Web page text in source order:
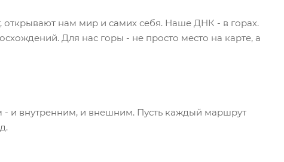
открывают нам мир и самих себя. Наше ДНК - в горах.
Для нас горы - не просто место на карте, а
и внутренним, и внешним. Пусть каждый маршрут